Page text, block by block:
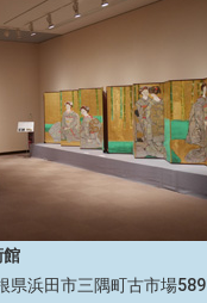
館
浜田市三隅町古市場589